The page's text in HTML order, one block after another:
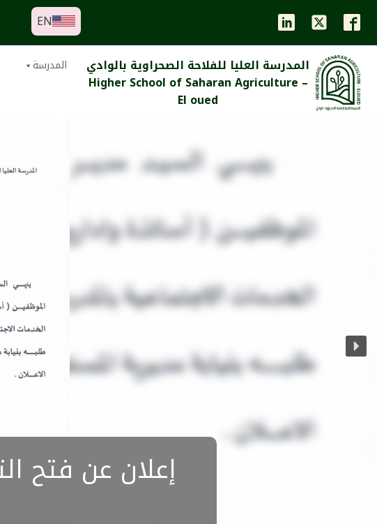
EN
المدرسة العليا للفلاحة الصحراوية بالوادي
Higher School of Saharan Agriculture –
El oued
المدرسة
إعلان عن فتح